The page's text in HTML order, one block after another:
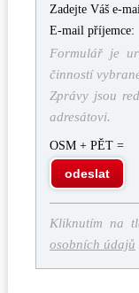
Zadejte Váš e-
E-mail příjemce:
Formulář je
činností
Zprávy jsou
adresátovi.
OSM + PĚT =
odeslat
Kliknutím na
osobních údajů